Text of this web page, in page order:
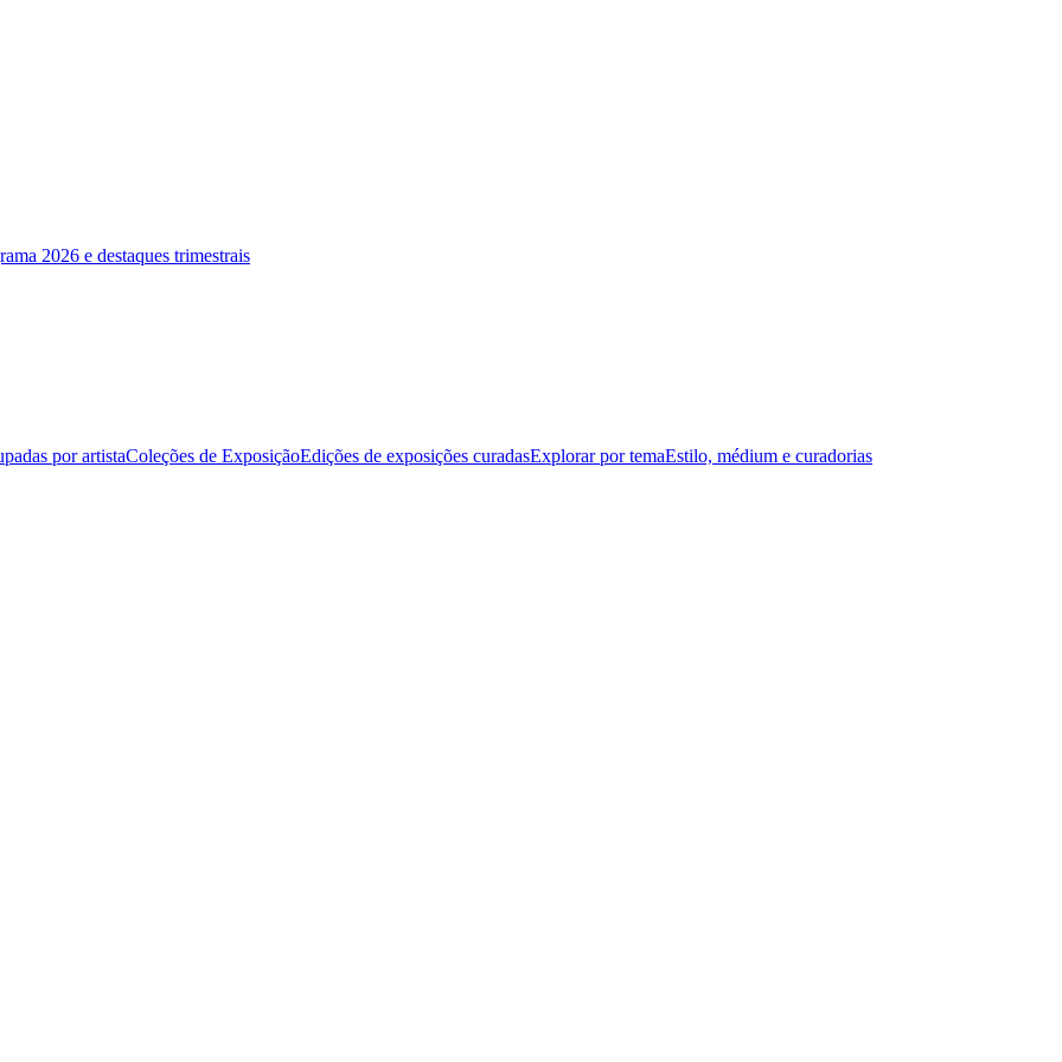
2026 e destaques trimestrais
por artistaColeções de ExposiçãoEdições de exposições curadasExplorar por temaEstilo, médium e curadorias